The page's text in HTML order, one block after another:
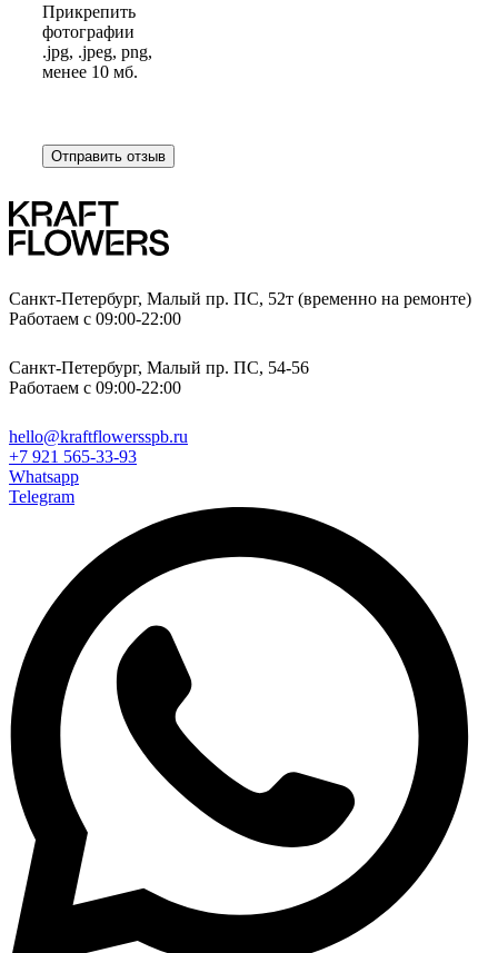
Прикрепить
фотографии
.jpg, .jpeg, png,
менее 10 мб.
Отправить отзыв
Санкт-Петербург, Малый пр. ПС, 52т (временно на ремонте)
Работаем с 09:00-22:00
Санкт-Петербург, Малый пр. ПС, 54-56
Работаем с 09:00-22:00
hello@kraftflowersspb.ru
+7 921 565-33-93
Whatsapp
Telegram